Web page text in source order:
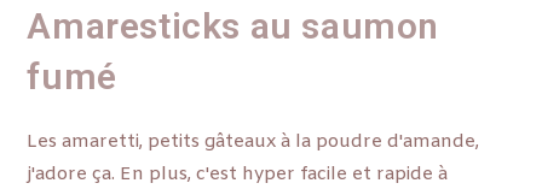
Amaresticks au saumon
fumé
Les amaretti, petits gâteaux à la poudre d'amande,
j'adore ça. En plus, c'est hyper facile et rapide à